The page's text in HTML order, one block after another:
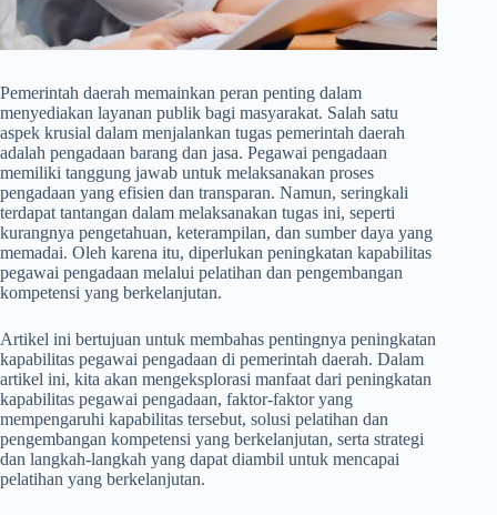
Pemerintah daerah memainkan peran penting dalam
menyediakan layanan publik bagi masyarakat. Salah satu
aspek krusial dalam menjalankan tugas pemerintah daerah
adalah pengadaan barang dan jasa. Pegawai pengadaan
memiliki tanggung jawab untuk melaksanakan proses
pengadaan yang efisien dan transparan. Namun, seringkali
terdapat tantangan dalam melaksanakan tugas ini, seperti
kurangnya pengetahuan, keterampilan, dan sumber daya yang
memadai. Oleh karena itu, diperlukan peningkatan kapabilitas
pegawai pengadaan melalui pelatihan dan pengembangan
kompetensi yang berkelanjutan.
Artikel ini bertujuan untuk membahas pentingnya peningkatan
kapabilitas pegawai pengadaan di pemerintah daerah. Dalam
artikel ini, kita akan mengeksplorasi manfaat dari peningkatan
kapabilitas pegawai pengadaan, faktor-faktor yang
mempengaruhi kapabilitas tersebut, solusi pelatihan dan
pengembangan kompetensi yang berkelanjutan, serta strategi
dan langkah-langkah yang dapat diambil untuk mencapai
pelatihan yang berkelanjutan.